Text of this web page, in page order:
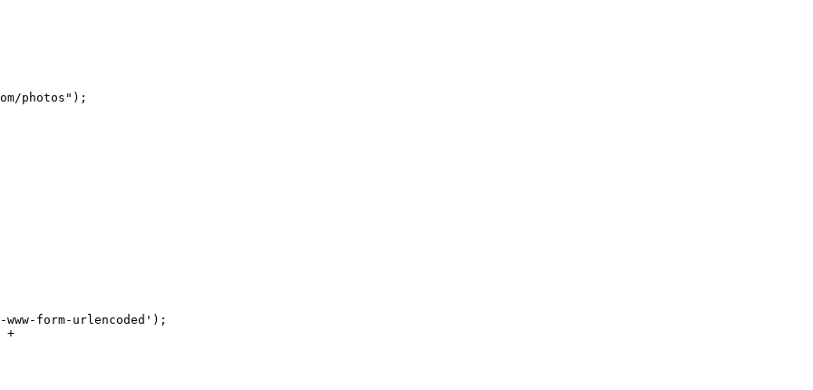
photos" );
form-urlencoded' );
+